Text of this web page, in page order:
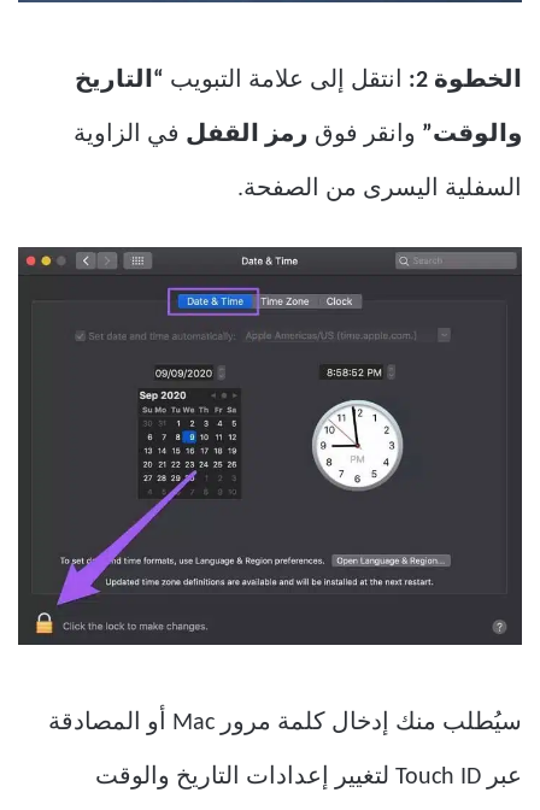
الخطوة 2: انتقل إلى علامة التبويب “التاريخ
والوقت” وانقر فوق رمز القفل في الزاوية
السفلية اليسرى من الصفحة.
سيُطلب منك إدخال كلمة مرور Mac أو المصادقة
عبر Touch ID لتغيير إعدادات التاريخ والوقت